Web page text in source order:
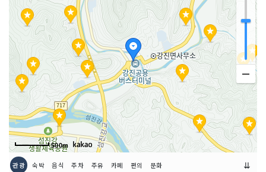
쉬는날 연중무휴
취급 메뉴 추어탕 / 다시마키 / 불낙 등
인허가번호 19830498007
500m
관광 숙박 음식 주차 주유 카페 편의 문화 ⇊